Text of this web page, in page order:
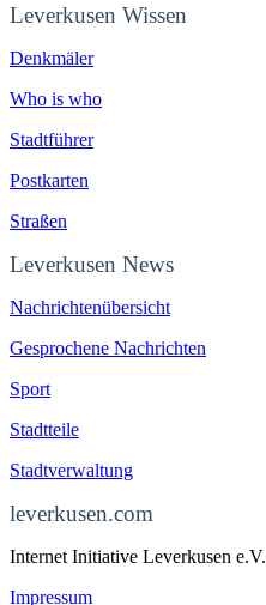
Leverkusen Wissen
Denkmäler
Who is who
Stadtführer
Postkarten
Straßen
Leverkusen News
Nachrichtenübersicht
Gesprochene Nachrichten
Sport
Stadtteile
Stadtverwaltung
leverkusen.com
Internet Initiative Leverkusen e.V.
Impressum